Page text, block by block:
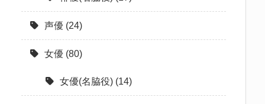
声優 (24)
女優 (80)
女優(名脇役) (14)